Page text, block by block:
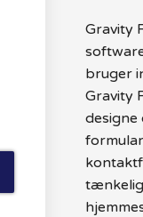
Gravity
bruger
Gravity